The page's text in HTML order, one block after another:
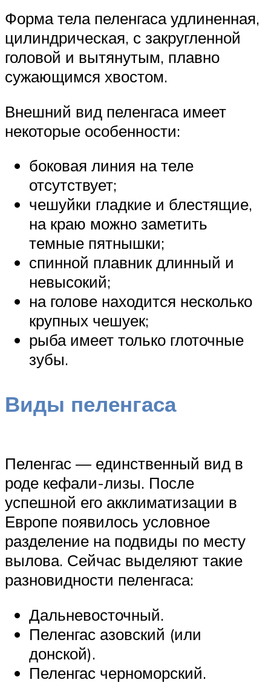
Форма тела пеленгаса удлиненная,
цилиндрическая, с закругленной
головой и вытянутым, плавно
сужающимся хвостом.
Внешний вид пеленгаса имеет
некоторые особенности:
боковая линия на теле
отсутствует;
чешуйки гладкие и блестящие,
на краю можно заметить
темные пятнышки;
спинной плавник длинный и
невысокий;
на голове находится несколько
крупных чешуек;
рыба имеет только глоточные
зубы.
Виды пеленгаса
Пеленгас — единственный вид в
роде кефали-лизы. После
успешной его акклиматизации в
Европе появилось условное
разделение на подвиды по месту
вылова. Сейчас выделяют такие
разновидности пеленгаса:
Дальневосточный.
Пеленгас азовский (или
донской).
Пеленгас черноморский.